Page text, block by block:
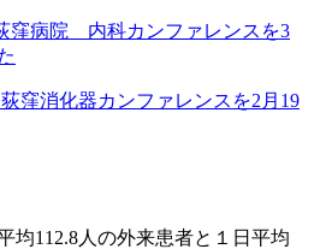
窪病院 内科カンファレンスを3
窪消化器カンファレンスを2月19
均112.8人の外来患者と１日平均